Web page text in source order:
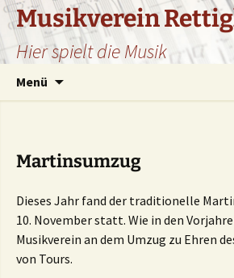
Zum
Inhalt
springen
Musikverein
Hier spielt die Musik
Menü
Martinsumzug
Dieses Jahr fand der traditionelle
10. November statt. Wie in den
Musikverein an dem Umzug zu Ehren
von Tours.